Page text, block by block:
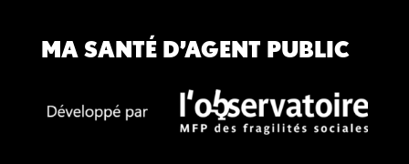
MA SANTÉ D’AGENT PUBLIC